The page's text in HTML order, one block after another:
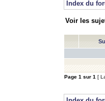
Index du
Voir les
Page 1 sur 1 [